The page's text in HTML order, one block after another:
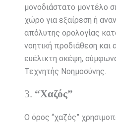
μονοδιάστατο μοντέλο
χώρο για εξαίρεση ή
απόλυτης ορολογίας
νοητική προδιάθεση και
ευέλικτη σκέψη,
Τεχνητής Νοημοσύνης.
3. “Χαζός”
Ο όρος “χαζός”